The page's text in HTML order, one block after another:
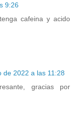
9:26
cafeina y acido
de 2022 a las 11:28
gracias por